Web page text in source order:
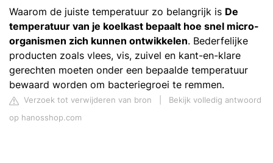
Waarom de juiste temperatuur zo belangrijk is De
temperatuur van je koelkast bepaalt hoe snel micro-
organismen zich kunnen ontwikkelen. Bederfelijke
producten zoals vlees, vis, zuivel en kant-en-klare
gerechten moeten onder een bepaalde temperatuur
bewaard worden om bacteriegroei te remmen.
Verzoek tot verwijderen van bron
Bekijk volledig antwoord
op hanosshop.com